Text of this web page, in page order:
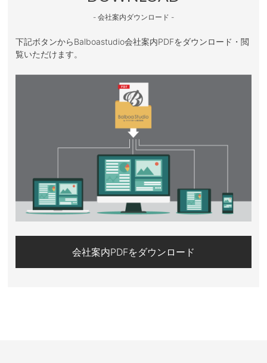
- 会社案内ダウンロード -
下記ボタンからBalboastudio会社案内PDFをダウンロード・閲
覧いただけます。
会社案内PDFをダウンロード